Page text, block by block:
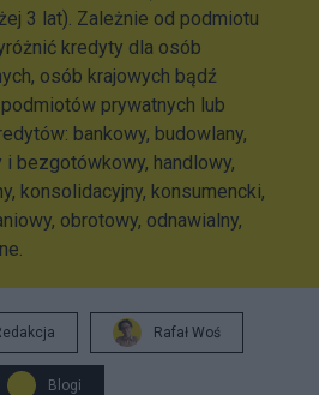
3 lat). Zależnie od podmiotu
kredyty dla osób
osób krajowych bądź
prywatnych lub
bankowy, budowlany,
bezgotówkowy, handlowy,
konsolidacyjny, konsumencki,
obrotowy, odnawialny,
Rafał Woś
Blogi